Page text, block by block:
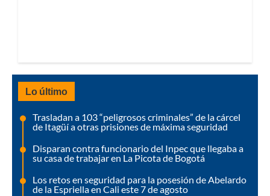
Lo último
Trasladan a 103 “peligrosos criminales” de la cárcel
de Itagüí a otras prisiones de máxima seguridad
Disparan contra funcionario del Inpec que llegaba a
su casa de trabajar en La Picota de Bogotá
Los retos en seguridad para la posesión de Abelardo
de la Espriella en Cali este 7 de agosto